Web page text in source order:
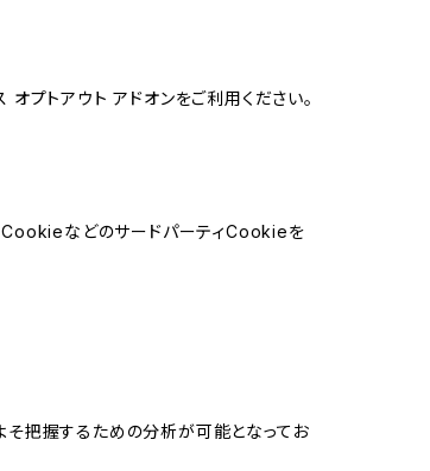
トアウト アドオンをご利用ください。
CookieなどのサードパーティCookieを
把握するための分析が可能となってお